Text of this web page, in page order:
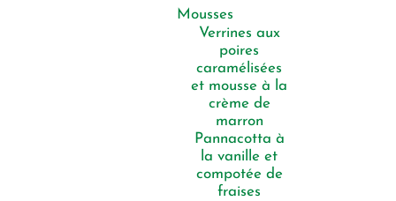
Mousses
Verrines aux
poires
caramélisées
et mousse à la
crème de
marron
Pannacotta à
la vanille et
compotée de
fraises